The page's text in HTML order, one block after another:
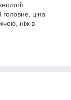
ціна
ніж в